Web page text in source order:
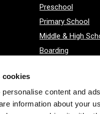
cookies
content and
information about your
Preschool
Primary School
Middle & High
Boarding